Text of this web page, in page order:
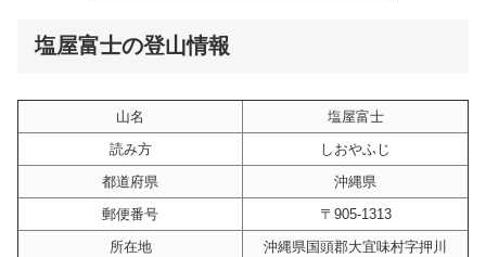
塩屋富士の登山情報
山名
塩屋富士
読み方
しおやふじ
都道府県
沖縄県
郵便番号
〒905-1313
所在地
沖縄県国頭郡大宜味村字押川